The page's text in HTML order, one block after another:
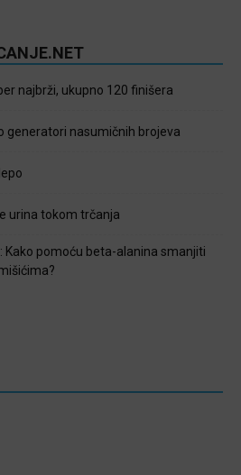
najbrži, ukupno 120 finišera
generatori nasumičnih brojeva
urina tokom trčanja
Kako pomoću beta-alanina smanjiti